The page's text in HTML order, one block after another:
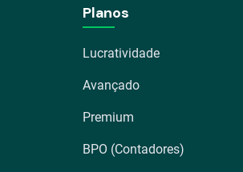
Planos
Lucratividade
Avançado
Premium
BPO (Contadores)